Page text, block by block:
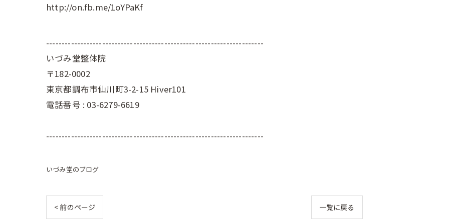
http://on.fb.me/1oYPaKf
----------------------------------------------------------------------
いづみ堂整体院
〒182-0002
東京都調布市仙川町3-2-15 Hiver101
電話番号 : 03-6279-6619
----------------------------------------------------------------------
いづみ堂のブログ
< 前のページ 一覧に戻る